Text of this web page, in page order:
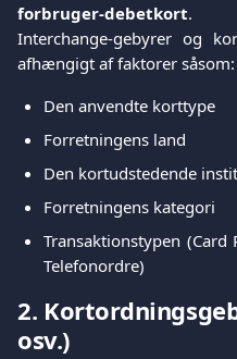
forbruger-debetkort.
Interchange-gebyrer og
afhængigt af faktorer såsom:
Den anvendte korttype
Forretningens land
Den kortudstedende
Forretningens kategori
Transaktionstypen
Telefonordre)
2.
osv.)